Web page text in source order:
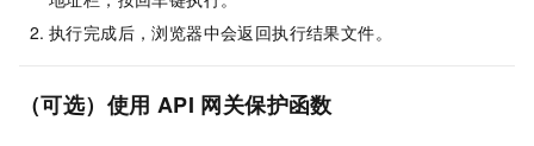
执行完成后，浏览器中会返回执行结果文件。
（可选）使用 API 网关保护函数